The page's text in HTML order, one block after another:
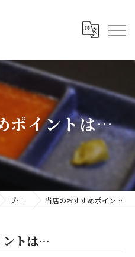
ポイントは…
ブログ 当店のおすすめポイントは…
ントは…